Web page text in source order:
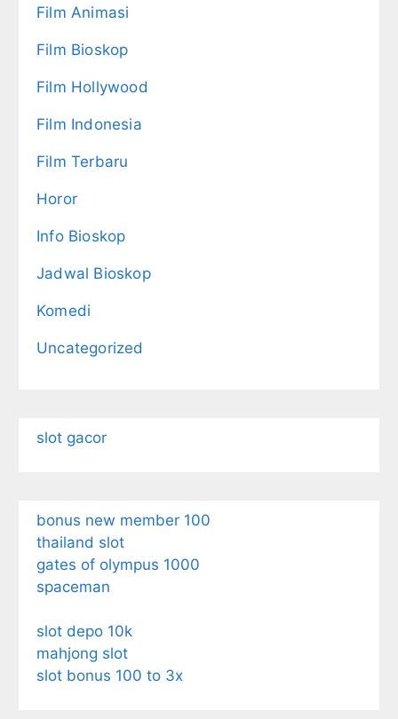
Film Animasi
Film Bioskop
Film Hollywood
Film Indonesia
Film Terbaru
Horor
Info Bioskop
Jadwal Bioskop
Komedi
Uncategorized
slot gacor
bonus new member 100
thailand slot
gates of olympus 1000
spaceman
slot depo 10k
mahjong slot
slot bonus 100 to 3x